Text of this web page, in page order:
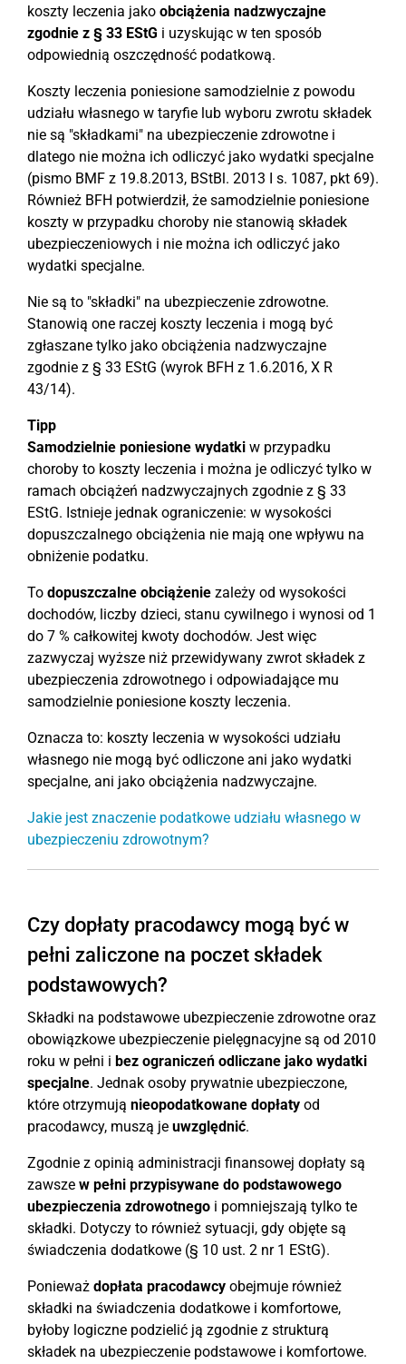
koszty leczenia jako obciążenia nadzwyczajne
zgodnie z § 33 EStG i uzyskując w ten sposób
odpowiednią oszczędność podatkową.
Koszty leczenia poniesione samodzielnie z powodu
udziału własnego w taryfie lub wyboru zwrotu składek
nie są "składkami" na ubezpieczenie zdrowotne i
dlatego nie można ich odliczyć jako wydatki specjalne
(pismo BMF z 19.8.2013, BStBl. 2013 I s. 1087, pkt 69).
Również BFH potwierdził, że samodzielnie poniesione
koszty w przypadku choroby nie stanowią składek
ubezpieczeniowych i nie można ich odliczyć jako
wydatki specjalne.
Nie są to "składki" na ubezpieczenie zdrowotne.
Stanowią one raczej koszty leczenia i mogą być
zgłaszane tylko jako obciążenia nadzwyczajne
zgodnie z § 33 EStG (wyrok BFH z 1.6.2016, X R
43/14).
Tipp
Samodzielnie poniesione wydatki w przypadku
choroby to koszty leczenia i można je odliczyć tylko w
ramach obciążeń nadzwyczajnych zgodnie z § 33
EStG. Istnieje jednak ograniczenie: w wysokości
dopuszczalnego obciążenia nie mają one wpływu na
obniżenie podatku.
To dopuszczalne obciążenie zależy od wysokości
dochodów, liczby dzieci, stanu cywilnego i wynosi od 1
do 7 % całkowitej kwoty dochodów. Jest więc
zazwyczaj wyższe niż przewidywany zwrot składek z
ubezpieczenia zdrowotnego i odpowiadające mu
samodzielnie poniesione koszty leczenia.
Oznacza to: koszty leczenia w wysokości udziału
własnego nie mogą być odliczone ani jako wydatki
specjalne, ani jako obciążenia nadzwyczajne.
Jakie jest znaczenie podatkowe udziału własnego w
ubezpieczeniu zdrowotnym?
Czy dopłaty pracodawcy mogą być w
pełni zaliczone na poczet składek
podstawowych?
Składki na podstawowe ubezpieczenie zdrowotne oraz
obowiązkowe ubezpieczenie pielęgnacyjne są od 2010
roku w pełni i bez ograniczeń odliczane jako wydatki
specjalne. Jednak osoby prywatnie ubezpieczone,
które otrzymują nieopodatkowane dopłaty od
pracodawcy, muszą je uwzględnić.
Zgodnie z opinią administracji finansowej dopłaty są
zawsze w pełni przypisywane do podstawowego
ubezpieczenia zdrowotnego i pomniejszają tylko te
składki. Dotyczy to również sytuacji, gdy objęte są
świadczenia dodatkowe (§ 10 ust. 2 nr 1 EStG).
Ponieważ dopłata pracodawcy obejmuje również
składki na świadczenia dodatkowe i komfortowe,
byłoby logiczne podzielić ją zgodnie z strukturą
składek na ubezpieczenie podstawowe i komfortowe.